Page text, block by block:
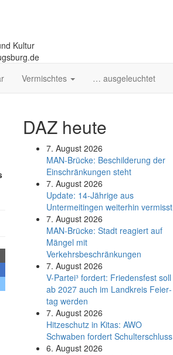
Kultur
Vermischtes … ausgeleuchtet
DAZ heute
7. August 2026
MAN-Brücke: Beschilderung der
Einschränkungen steht
7. August 2026
Update: 14-Jährige aus
Untermeitingen weiterhin vermisst
7. August 2026
MAN-Brücke: Stadt reagiert auf
Mängel mit
Verkehrsbeschränkungen
7. August 2026
V-Partei­³ fordert: Friedens­fest soll
ab 2027 auch im Land­kreis Feier­
tag werden
7. August 2026
Hitzeschutz in Kitas: AWO
Schwaben fordert Schulterschluss
6. August 2026